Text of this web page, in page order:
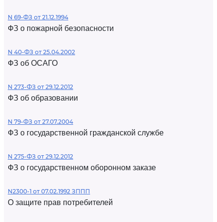
N 69-ФЗ от 21.12.1994
ФЗ о пожарной безопасности
N 40-ФЗ от 25.04.2002
ФЗ об ОСАГО
N 273-ФЗ от 29.12.2012
ФЗ об образовании
N 79-ФЗ от 27.07.2004
ФЗ о государственной гражданской службе
N 275-ФЗ от 29.12.2012
ФЗ о государственном оборонном заказе
N2300-1 от 07.02.1992 ЗППП
О защите прав потребителей